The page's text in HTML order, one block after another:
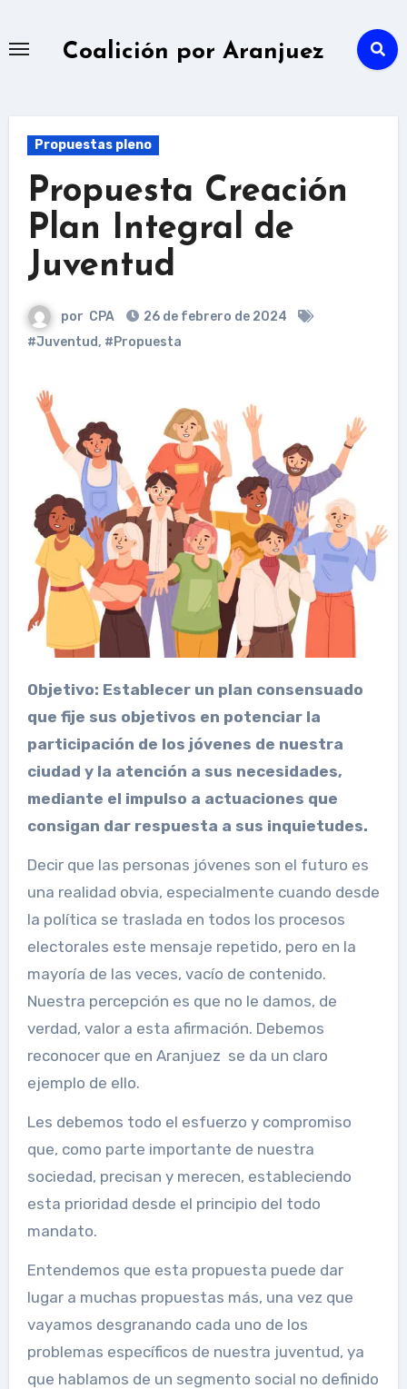
contenidoCoalición por Aranjuez
Propuestas pleno
Propuesta Creación
Plan Integral de
Juventud
por CPA
26 de febrero de 2024
#Juventud, #Propuesta
Objetivo: Establecer un plan consensuado
que fije sus objetivos en potenciar la
participación de los jóvenes de nuestra
ciudad y la atención a sus necesidades,
mediante el impulso a actuaciones que
consigan dar respuesta a sus inquietudes.
Decir que las personas jóvenes son el futuro es
una realidad obvia, especialmente cuando desde
la política se traslada en todos los procesos
electorales este mensaje repetido, pero en la
mayoría de las veces, vacío de contenido.
Nuestra percepción es que no le damos, de
verdad, valor a esta afirmación. Debemos
reconocer que en Aranjuez se da un claro
ejemplo de ello.
Les debemos todo el esfuerzo y compromiso
que, como parte importante de nuestra
sociedad, precisan y merecen, estableciendo
esta prioridad desde el principio del todo
mandato.
Entendemos que esta propuesta puede dar
lugar a muchas propuestas más, una vez que
vayamos desgranando cada uno de los
problemas específicos de nuestra juventud, ya
que hablamos de un segmento social no definido